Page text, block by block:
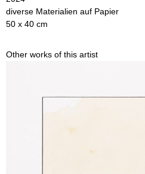
diverse Materialien auf Papier
50 x 40 cm
Other works of this artist